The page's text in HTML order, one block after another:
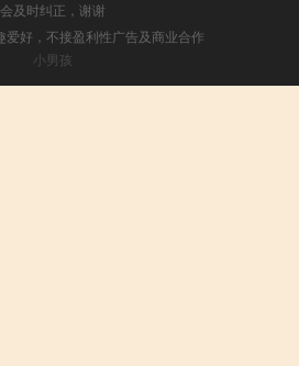
会及时纠正，谢谢
爱好，不接盈利性广告及商业合作
小男孩